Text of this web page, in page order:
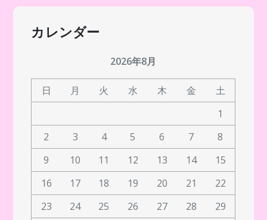
カレンダー
2026年8月
日 月 火 水 木 金
土
1
2
3 4 5 6 7
8
9
10 11 12 13 14
15
16
17 18 19 20 21
22
23
24 25 26 27 28
29